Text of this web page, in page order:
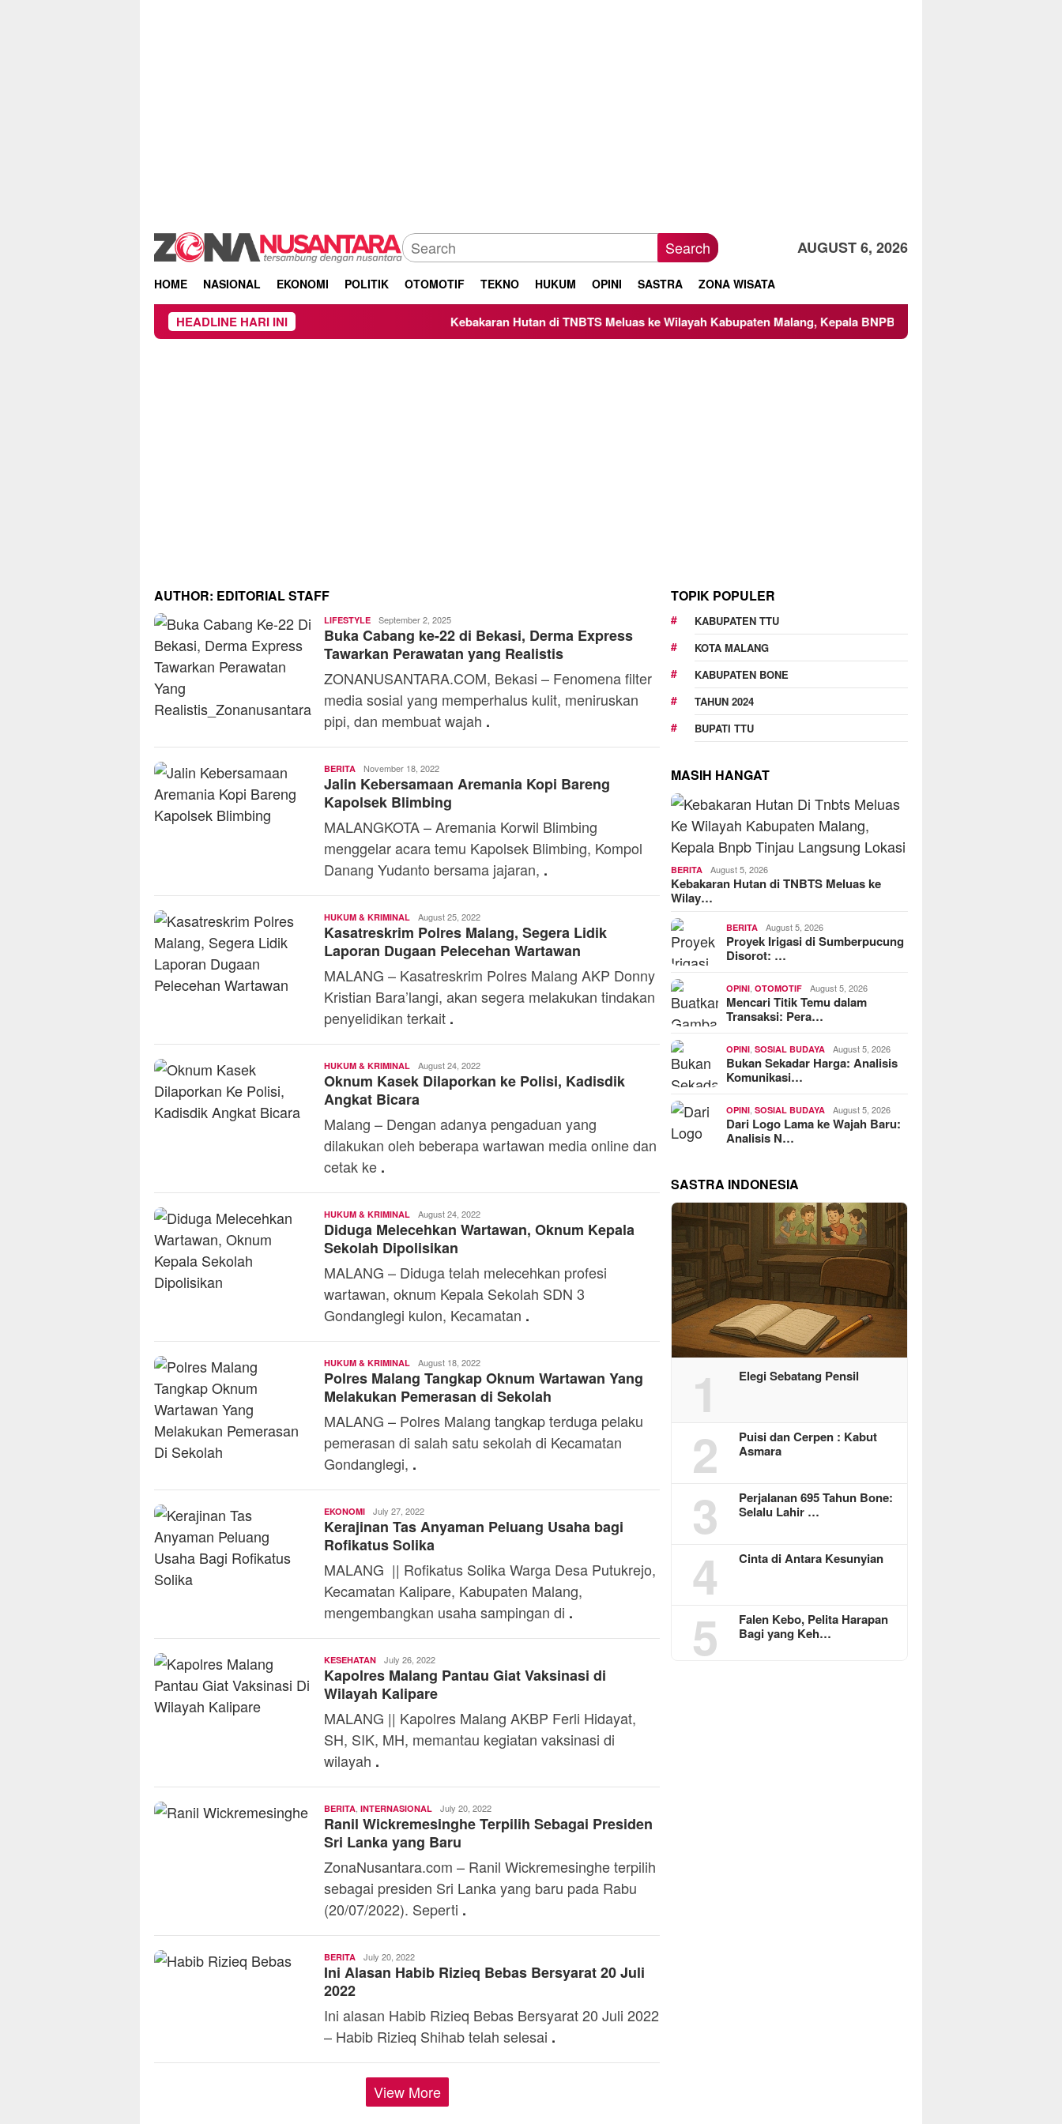
Search AUGUST 6, 2026
HOME NASIONAL EKONOMI POLITIK OTOMOTIF TEKNO HUKUM OPINI SASTRA ZONA WISATA
HEADLINE HARI INI Kebakaran Hutan di TNBTS Meluas ke Wilayah Kabupaten Malang, Kepala BNPB Tinjau Langsung Lokasi
AUTHOR: EDITORIAL STAFF
LIFESTYLE Editorial
Staff
September 2, 2025
Buka Cabang ke-22 di Bekasi, Derma Express
Tawarkan Perawatan yang Realistis
ZONANUSANTARA.COM, Bekasi – Fenomena filter
media sosial yang memperhalus kulit, meniruskan
pipi, dan membuat wajah .
BERITA Editorial
Staff
November 18, 2022
Jalin Kebersamaan Aremania Kopi Bareng
Kapolsek Blimbing
MALANGKOTA – Aremania Korwil Blimbing
menggelar acara temu Kapolsek Blimbing, Kompol
Danang Yudanto bersama jajaran, .
HUKUM & KRIMINAL Editorial
Staff
August 25, 2022
Kasatreskrim Polres Malang, Segera Lidik
Laporan Dugaan Pelecehan Wartawan
MALANG – Kasatreskrim Polres Malang AKP Donny
Kristian Bara’langi, akan segera melakukan tindakan
penyelidikan terkait .
HUKUM & KRIMINAL Editorial
Staff
August 24, 2022
Oknum Kasek Dilaporkan ke Polisi, Kadisdik
Angkat Bicara
Malang – Dengan adanya pengaduan yang
dilakukan oleh beberapa wartawan media online dan
cetak ke .
HUKUM & KRIMINAL Editorial
Staff
August 24, 2022
Diduga Melecehkan Wartawan, Oknum Kepala
Sekolah Dipolisikan
MALANG – Diduga telah melecehkan profesi
wartawan, oknum Kepala Sekolah SDN 3
Gondanglegi kulon, Kecamatan .
HUKUM & KRIMINAL Editorial
Staff
August 18, 2022
Polres Malang Tangkap Oknum Wartawan Yang
Melakukan Pemerasan di Sekolah
MALANG – Polres Malang tangkap terduga pelaku
pemerasan di salah satu sekolah di Kecamatan
Gondanglegi, .
EKONOMI Editorial
Staff
July 27, 2022
Kerajinan Tas Anyaman Peluang Usaha bagi
Rofikatus Solika
MALANG || Rofikatus Solika Warga Desa Putukrejo,
Kecamatan Kalipare, Kabupaten Malang,
mengembangkan usaha sampingan di .
KESEHATAN Editorial
Staff
July 26, 2022
Kapolres Malang Pantau Giat Vaksinasi di
Wilayah Kalipare
MALANG || Kapolres Malang AKBP Ferli Hidayat,
SH, SIK, MH, memantau kegiatan vaksinasi di
wilayah .
BERITA INTERNASIONAL Editorial
Staff
July 20, 2022
Ranil Wickremesinghe Terpilih Sebagai Presiden
Sri Lanka yang Baru
ZonaNusantara.com – Ranil Wickremesinghe terpilih
sebagai presiden Sri Lanka yang baru pada Rabu
(20/07/2022). Seperti .
BERITA Editorial
Staff
July 20, 2022
Ini Alasan Habib Rizieq Bebas Bersyarat 20 Juli
2022
Ini alasan Habib Rizieq Bebas Bersyarat 20 Juli 2022
– Habib Rizieq Shihab telah selesai .
View More
TOPIK POPULER
KABUPATEN TTU
KOTA MALANG
KABUPATEN BONE
TAHUN 2024
BUPATI TTU
MASIH HANGAT
BERITA August 5, 2026
Kebakaran Hutan di TNBTS Meluas ke
Wilay…
BERITA August 5, 2026
Proyek Irigasi di Sumberpucung
Disorot: …
OPINI ,OTOMOTIF August 5, 2026
Mencari Titik Temu dalam
Transaksi: Pera…
OPINI ,SOSIAL BUDAYA August 5, 2026
Bukan Sekadar Harga: Analisis
Komunikasi…
OPINI ,SOSIAL BUDAYA August 5, 2026
Dari Logo Lama ke Wajah Baru:
Analisis N…
SASTRA INDONESIA
1 Elegi Sebatang Pensil
2
Puisi dan Cerpen : Kabut
Asmara
3
Perjalanan 695 Tahun Bone:
Selalu Lahir …
4 Cinta di Antara Kesunyian
5
Falen Kebo, Pelita Harapan
Bagi yang Keh…